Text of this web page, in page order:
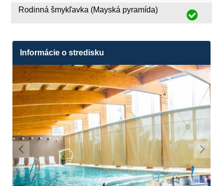
Rodinná šmykľavka (Mayská pyramída)
Informácie o stredisku